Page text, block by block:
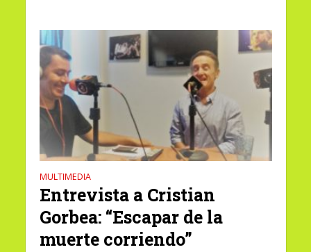
MULTIMEDIA
Entrevista a Cristian
Gorbea: “Escapar de la
muerte corriendo”